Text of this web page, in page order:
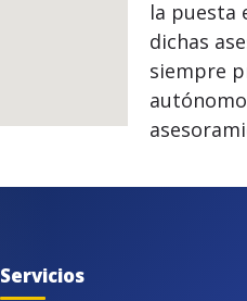
la puesta
dichas
siempre
Servicios